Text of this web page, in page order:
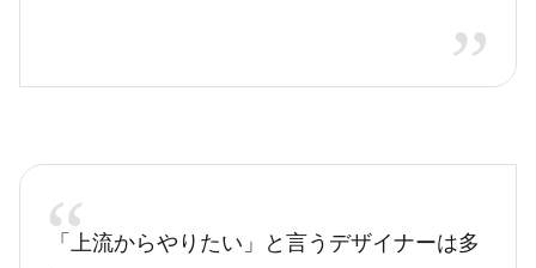
「上流からやりたい」と言うデザイナーは多